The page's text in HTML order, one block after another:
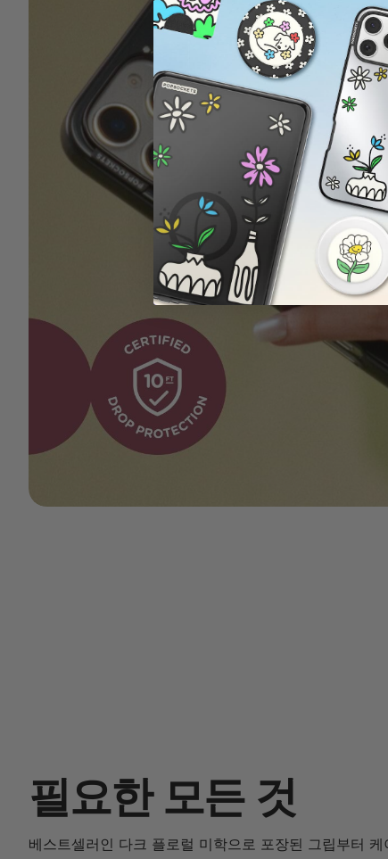
필요한 모든 것
베스트셀러인 다크 플로럴 미학으로 포장된 그립부터